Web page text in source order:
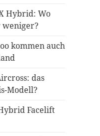
Hybrid: Wo
kommen auch
das
Modell?
Facelift